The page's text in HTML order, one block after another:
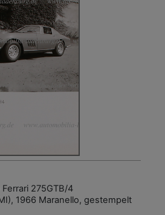
275GTB/4
1966 Maranello, gestempelt